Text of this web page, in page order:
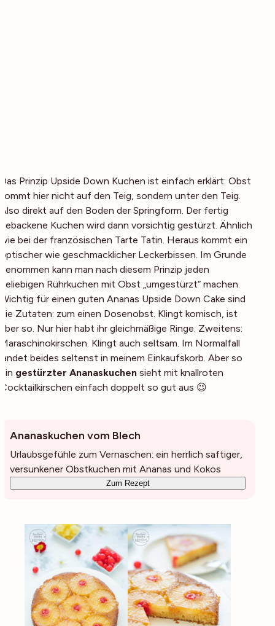
Das Prinzip Upside Down Kuchen ist einfach erklärt: Obst
kommt hier nicht auf den Teig, sondern unter den Teig.
Also direkt auf den Boden der Springform. Der fertig
gebackene Kuchen wird dann vorsichtig gestürzt. Ähnlich
wie bei der französischen Tarte Tatin. Heraus kommt ein
optischer wie geschmacklicher Leckerbissen. Im Grunde
genommen kann man nach diesem Prinzip jeden
beliebigen Rührkuchen mit Obst „umgestürzt“ machen.
Wichtig für einen guten Ananas Upside Down Cake sind
die Zutaten: zum einen Dosenobst. Klingt komisch, ist
aber so. Nur hier habt ihr gleichmäßige Ringe. Zweitens:
Maraschinokirschen. Klingt auch seltsam. Im Normalfall
landet beides seltenst in meinem Einkaufskorb. Aber so
ein gestürzter Ananaskuchen sieht mit knallroten
Cocktailkirschen einfach doppelt so gut aus 😉
Ananaskuchen vom Blech
Urlaubsgefühle zum Vernaschen: ein herrlich saftiger,
versunkener Obstkuchen mit Ananas und Kokos
Zum Rezept